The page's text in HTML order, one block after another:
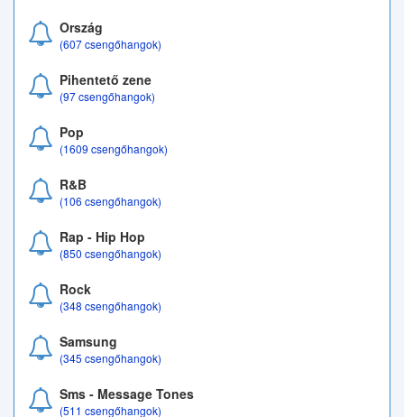
Ország
(607 csengőhangok)
Pihentető zene
(97 csengőhangok)
Pop
(1609 csengőhangok)
R&B
(106 csengőhangok)
Rap - Hip Hop
(850 csengőhangok)
Rock
(348 csengőhangok)
Samsung
(345 csengőhangok)
Sms - Message Tones
(511 csengőhangok)